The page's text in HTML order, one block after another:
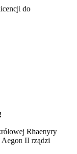
do
Rhaenyry
Aegon II rządzi